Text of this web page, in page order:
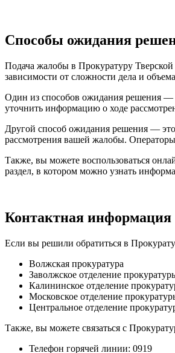
Способы ожидания
Подача жалобы в Прокуратуру
зависимости от сложности дела и
Один из способов ожидания решения —
уточнить информацию о ходе
Другой способ ожидания решения —
рассмотрения вашей жалобы.
Также, вы можете воспользоваться
раздел, в котором можно узнать
Контактная информация
Если вы решили обратиться в
Волжская прокуратура
Заволжское отделение
Калининское отделение
Московское отделение
Центральное отделение
Также, вы можете связаться с
Телефон горячей линии: 0919